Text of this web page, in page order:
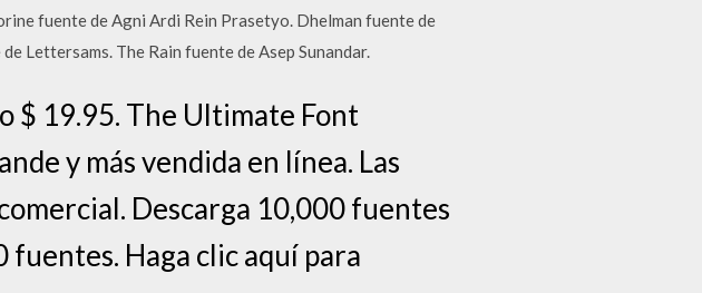
fuente de Agni Ardi Rein Prasetyo. Dhelman fuente de
Lettersams. The Rain fuente de Asep Sunandar.
$ 19.95. The Ultimate Font
y más vendida en línea. Las
Descarga 10,000 fuentes
Haga clic aquí para